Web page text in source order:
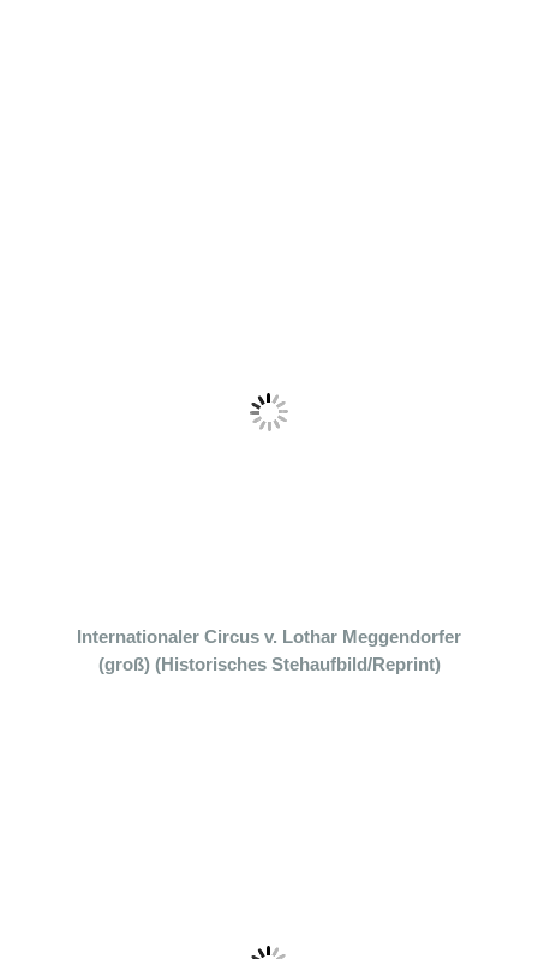
Internationaler Circus v. Lothar Meggendorfer
(groß) (Historisches Stehaufbild/Reprint)